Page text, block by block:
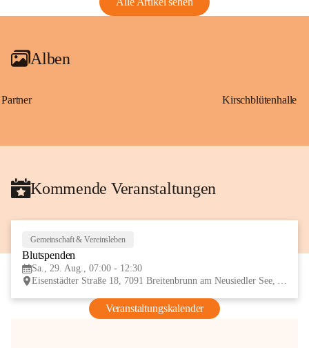
Alben
Partner Kirschblütenhalle
Kommende Veranstaltungen
Gemeinschaft & Vereinsleben
Blutspenden
Sa., 29. Aug., 07:00 - 12:30
Eisenstädter Straße 18, 7091 Breitenbrunn am Neusiedler See, AUT
Veranstaltungskalender